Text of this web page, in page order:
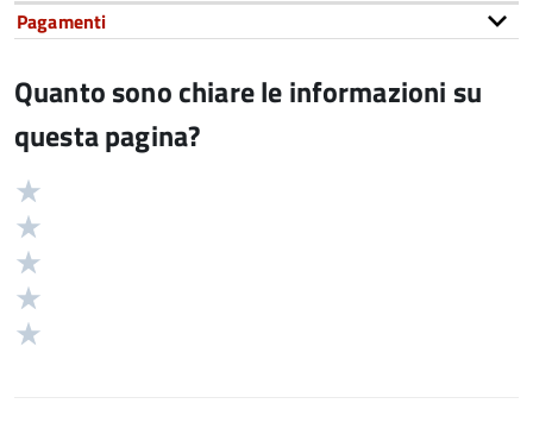
Pagamenti
Quanto sono chiare le informazioni su
questa pagina?
Valutazione